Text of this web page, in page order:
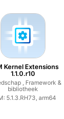
Kernel Extensions
1.1.0.r10
, Framework &
bibliotheek
5.1.3.RH73, arm64